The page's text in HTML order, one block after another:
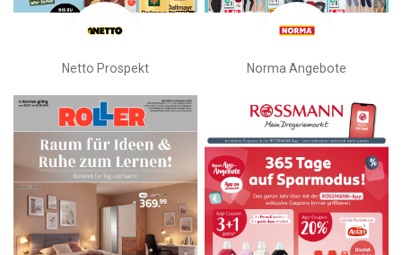
Netto Prospekt Norma Angebote